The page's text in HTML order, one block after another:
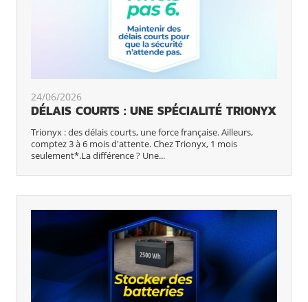
24/06/2026
DÉLAIS COURTS : UNE SPÉCIALITÉ TRIONYX
Trionyx : des délais courts, une force française. Ailleurs,
comptez 3 à 6 mois d'attente. Chez Trionyx, 1 mois
seulement*.La différence ? Une...